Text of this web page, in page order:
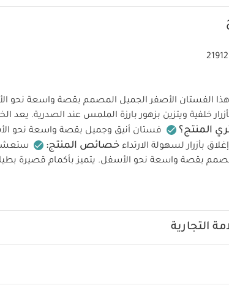
الفستان الأصفر الجميل المصمم بقصة واسعة نحو
خلفية ويتزين بزهور بارزة الملمس عند الصدرية. يعد
المنتج؟ فستان أنيق وجميل بقصة واسعة نحو
إغلاق بأزرار لسهولة الارتداء خصائص المنتج:
بقصة واسعة نحو الأسفل. يتميز بأكمام قصيرة
تنظيفًا جافًا
التجارية